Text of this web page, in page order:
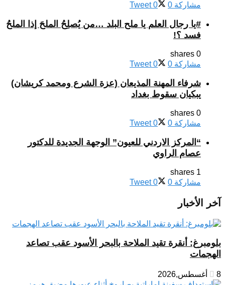
مشاركة 0
Tweet 0
#يا رجال العلم يا ملح البلد …من يُصلِحُ الملحَ إذا الملحُ
فسد ؟!
0 shares
مشاركة 0
Tweet 0
شرفاء المهنة المذيعان (عزة الشرع ومحمد كريشان)
يبكيان سقوط بغداد
0 shares
مشاركة 0
Tweet 0
“المركز الاردني للعيون” الوجهة الجديدة للدكتور
عصام الراوي
1 shares
مشاركة 0
Tweet 0
آخر الأخبار
بلومبرغ: أنقرة تقيد الملاحة بالبحر الأسود عقب تصاعد
الهجمات
8 أغسطس,2026